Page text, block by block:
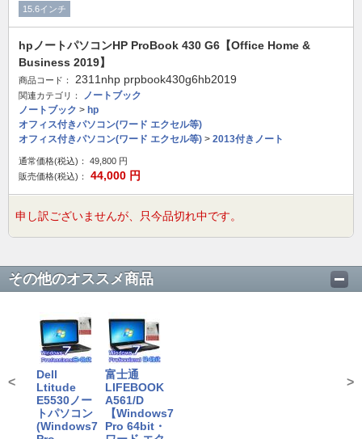
15.6インチ
hpノートパソコンHP ProBook 430 G6【Office Home &
Business 2019】
商品コード： 2311nhp prpbook430g6hb2019
関連カテゴリ：
ノートブック
ノートブック > hp
オフィス付きパソコン(ワード エクセル等)
オフィス付きパソコン(ワード エクセル等) > 2013付きノート
通常価格(税込)： 49,800 円
販売価格(税込)：
44,000 円
申し訳ございませんが、只今品切れ中です。
その他のオススメ商品
Dell
Ltitude
E5530ノー
トパソコン
(Windows7
富士通
LIFEBOOK
A561/D
【Windows7
Pro 64bit・
< >